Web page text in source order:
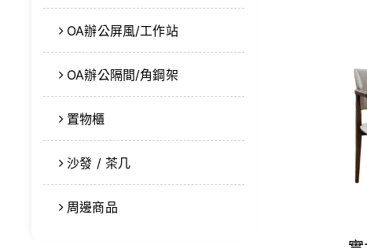
OA辦公屏風/工作站
OA辦公隔間/角鋼架
置物櫃
沙發 / 茶几
周邊商品